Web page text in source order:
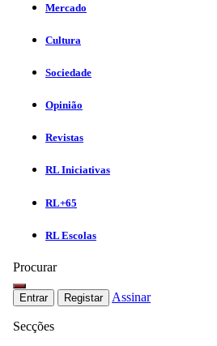
Mercado
Cultura
Sociedade
Opinião
Revistas
RL Iniciativas
RL+65
RL Escolas
Procurar
Entrar Registar Assinar
Secções